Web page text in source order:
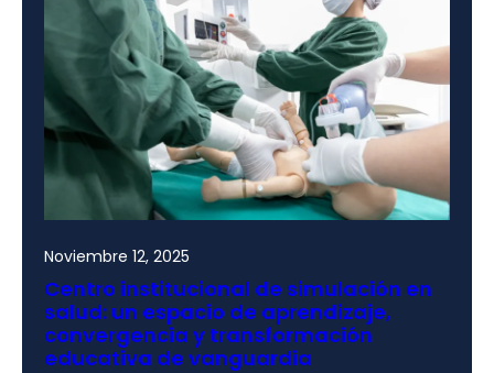
Noviembre 12, 2025
Centro institucional de simulación en
salud: un espacio de aprendizaje,
convergencia y transformación
educativa de vanguardia